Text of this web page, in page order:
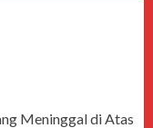
Meninggal di Atas